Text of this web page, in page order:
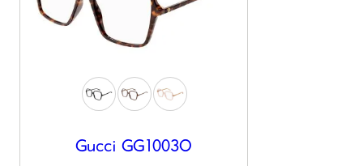
Gucci GG1003O
går inte att